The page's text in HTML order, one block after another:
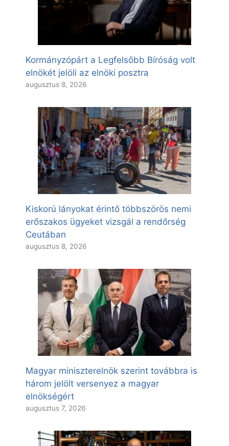
Kormányzópárt a Legfelsőbb Bíróság volt
elnökét jelöli az elnöki posztra
augusztus 8, 2026
Kiskorú lányokat érintő többszörös nemi
erőszakos ügyeket vizsgál a rendőrség
Ceutában
augusztus 8, 2026
Magyar miniszterelnök szerint továbbra is
három jelölt versenyez a magyar
elnökségért
augusztus 7, 2026